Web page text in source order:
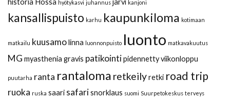
historia Hossa hyötykasvi juhannus järvi kanjoni
kansallispuisto karhu kaupunkiloma kotimaan
matkailu kuusamolinna luonnonpuisto luonto matkavakuutus
MG myasthenia gravis patikointipidennetty viikonloppu
puutarha ranta rantaloma retkeilyretki road trip
ruoka ruska saari safarisnorklaus suomi Suurpetokeskus terveys